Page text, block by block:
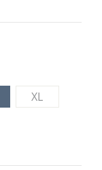
XL